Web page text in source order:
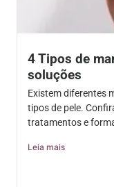
4 Tipos de
soluções
Existem diferentes
tipos de pele.
tratamentos e
Leia mais